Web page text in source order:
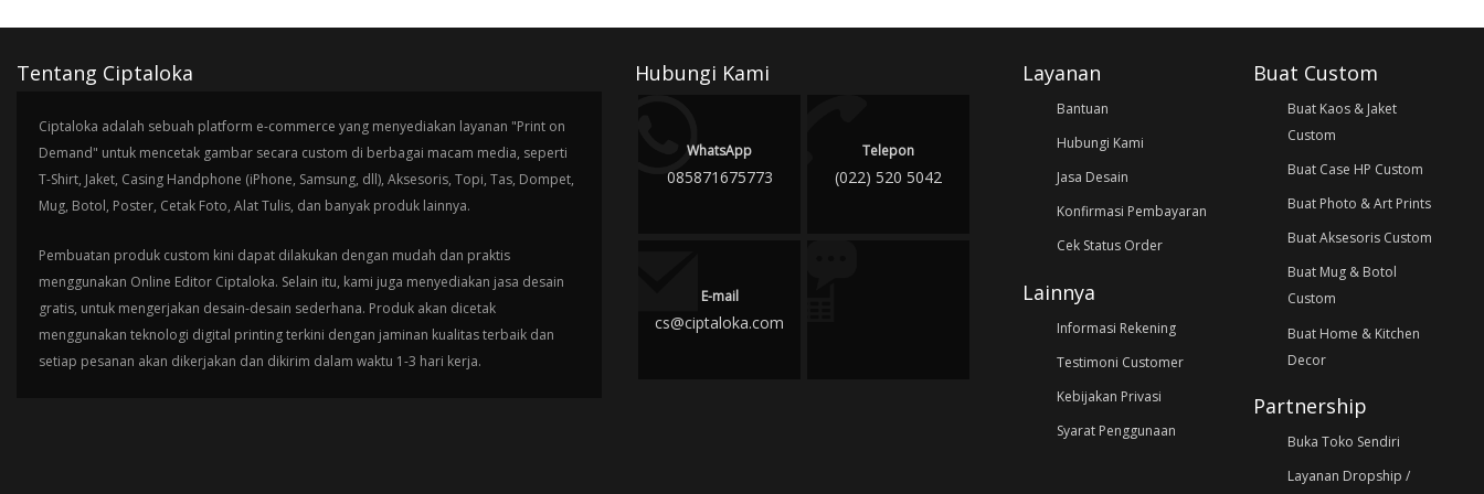
Tentang Ciptaloka
Ciptaloka adalah sebuah platform e-commerce yang menyediakan layanan "Print on
Demand" untuk mencetak gambar secara custom di berbagai macam media, seperti
T-Shirt, Jaket, Casing Handphone (iPhone, Samsung, dll), Aksesoris, Topi, Tas, Dompet,
Mug, Botol, Poster, Cetak Foto, Alat Tulis, dan banyak produk lainnya.
Pembuatan produk custom kini dapat dilakukan dengan mudah dan praktis
menggunakan Online Editor Ciptaloka. Selain itu, kami juga menyediakan jasa desain
gratis, untuk mengerjakan desain-desain sederhana. Produk akan dicetak
menggunakan teknologi digital printing terkini dengan jaminan kualitas terbaik dan
setiap pesanan akan dikerjakan dan dikirim dalam waktu 1-3 hari kerja.
Hubungi Kami
WhatsApp
085871675773
Telepon
(022) 520 5042
E-mail
cs@ciptaloka.com
Layanan
Bantuan
Hubungi Kami
Jasa Desain
Konfirmasi Pembayaran
Cek Status Order
Lainnya
Informasi Rekening
Testimoni Customer
Kebijakan Privasi
Syarat Penggunaan
Buat Custom
Buat Kaos & Jaket
Custom
Buat Case HP Custom
Buat Photo & Art Prints
Buat Aksesoris Custom
Buat Mug & Botol
Custom
Buat Home & Kitchen
Decor
Partnership
Buka Toko Sendiri
Layanan Dropship /